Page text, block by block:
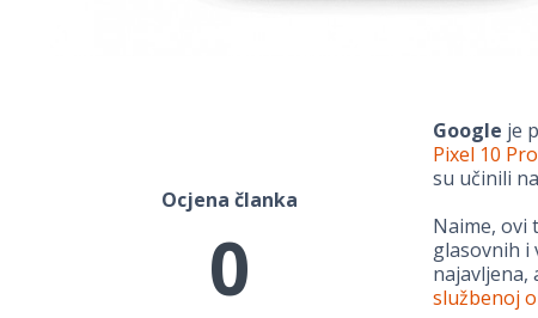
Ocjena članka
0
Google je
Pixel 10
su učinili
Naime, ovi
glasovnih i
najavljena,
službenoj